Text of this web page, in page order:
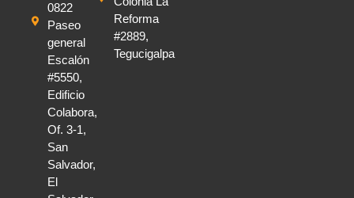
0822
Paseo
general
Escalón
#5550,
Edificio
Colabora,
Of. 3-1,
San
Salvador,
El
Reforma
#2889,
Tegucigalpa